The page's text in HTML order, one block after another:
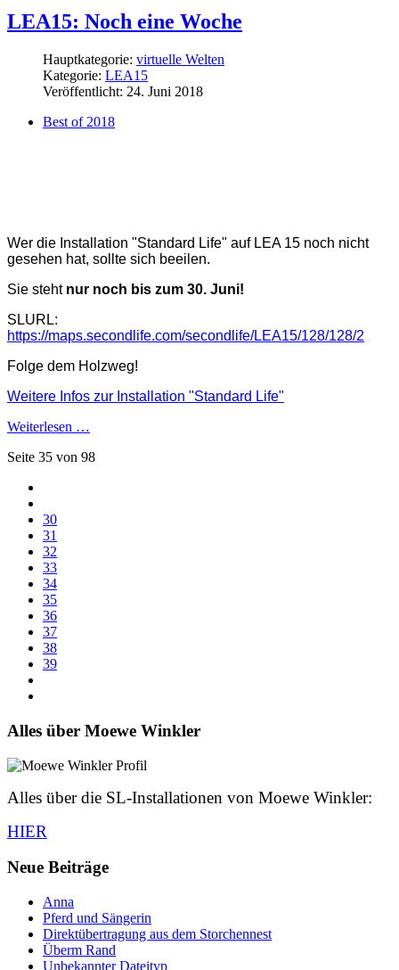
LEA15: Noch eine Woche
Hauptkategorie: virtuelle Welten
Kategorie: LEA15
Veröffentlicht: 24. Juni 2018
Best of 2018
Wer die Installation "Standard Life" auf LEA 15 noch nicht
gesehen hat, sollte sich beeilen.
Sie steht nur noch bis zum 30. Juni!
SLURL:
https://maps.secondlife.com/secondlife/LEA15/128/128/2
Folge dem Holzweg!
Weitere Infos zur Installation "Standard Life"
Weiterlesen …
Seite 35 von 98
30
31
32
33
34
35
36
37
38
39
Alles über Moewe Winkler
Alles über die SL-Installationen von Moewe Winkler:
HIER
Neue Beiträge
Anna
Pferd und Sängerin
Direktübertragung aus dem Storchennest
Überm Rand
Unbekannter Dateityp